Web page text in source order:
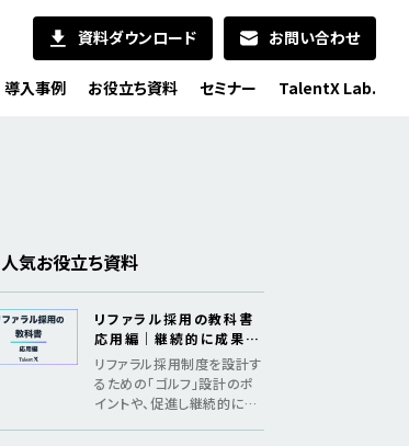
資料ダウンロード お問い合わせ
導入事例 お役立ち資料 セミナー TalentX Lab.
人気お役立ち資料
リファラル採用の教科書
応用編｜継続的に成果を
出すためのメソッド
リファラル採用制度を設計す
るための「ゴルフ」設計のポ
イントや、促進し継続的に採